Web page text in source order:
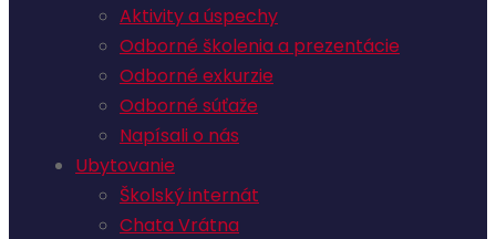
Aktivity a úspechy
Odborné školenia a prezentácie
Odborné exkurzie
Odborné súťaže
Napísali o nás
Ubytovanie
Školský internát
Chata Vrátna